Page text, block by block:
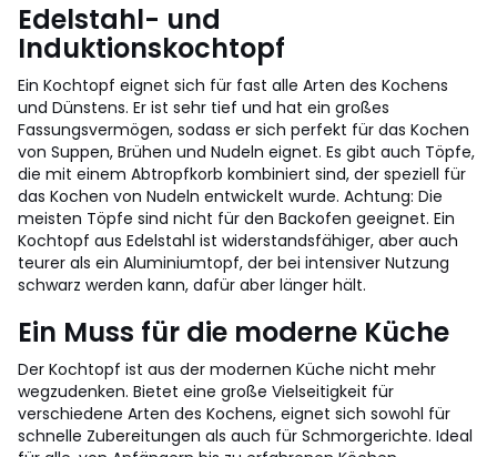
Edelstahl- und
Induktionskochtopf
Ein Kochtopf eignet sich für fast alle Arten des Kochens
und Dünstens. Er ist sehr tief und hat ein großes
Fassungsvermögen, sodass er sich perfekt für das Kochen
von Suppen, Brühen und Nudeln eignet. Es gibt auch Töpfe,
die mit einem Abtropfkorb kombiniert sind, der speziell für
das Kochen von Nudeln entwickelt wurde. Achtung: Die
meisten Töpfe sind nicht für den Backofen geeignet. Ein
Kochtopf aus Edelstahl ist widerstandsfähiger, aber auch
teurer als ein Aluminiumtopf, der bei intensiver Nutzung
schwarz werden kann, dafür aber länger hält.
Ein Muss für die moderne Küche
Der Kochtopf ist aus der modernen Küche nicht mehr
wegzudenken. Bietet eine große Vielseitigkeit für
verschiedene Arten des Kochens, eignet sich sowohl für
schnelle Zubereitungen als auch für Schmorgerichte. Ideal